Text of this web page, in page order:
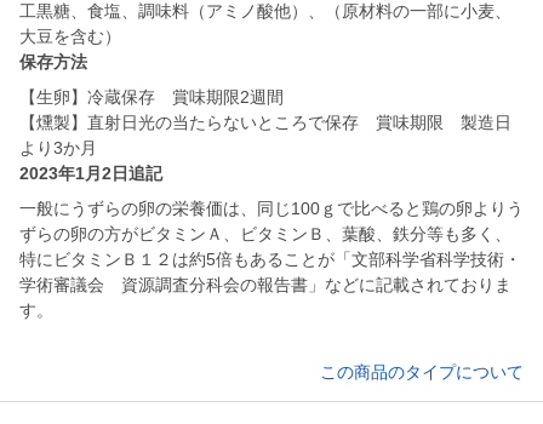
工黒糖、食塩、調味料（アミノ酸他）、（原材料の一部に小麦、
大豆を含む）
保存方法
【生卵】冷蔵保存 賞味期限2週間
【燻製】直射日光の当たらないところで保存 賞味期限 製造日
より3か月
2023年1月2日追記
一般にうずらの卵の栄養価は、同じ100ｇで比べると鶏の卵よりう
ずらの卵の方がビタミンＡ、ビタミンＢ、葉酸、鉄分等も多く、
特にビタミンＢ１２は約5倍もあることが「文部科学省科学技術・
学術審議会 資源調査分科会の報告書」などに記載されておりま
す。
この商品のタイプについて